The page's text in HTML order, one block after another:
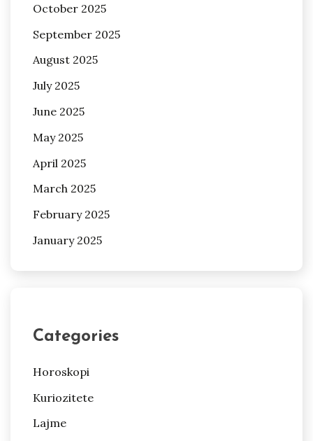
October 2025
September 2025
August 2025
July 2025
June 2025
May 2025
April 2025
March 2025
February 2025
January 2025
Categories
Horoskopi
Kuriozitete
Lajme